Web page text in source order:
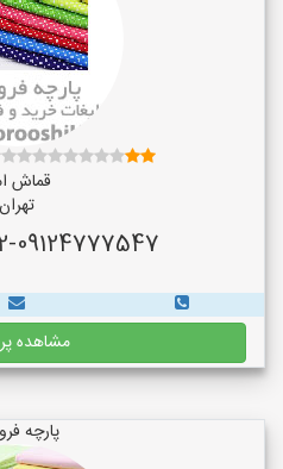
قماش
تهران
09124777547
مشاهده
پارچه